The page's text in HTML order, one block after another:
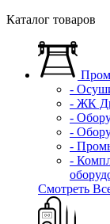
Каталог товаров
-
- ЖК
-
-
-
-
Смотреть